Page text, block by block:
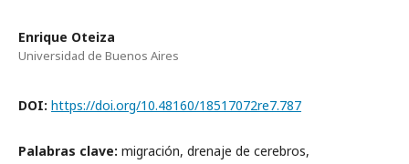
Enrique Oteiza
Universidad de Buenos Aires
DOI: https://doi.org/10.48160/18517072re7.787
Palabras clave: migración, drenaje de cerebros,